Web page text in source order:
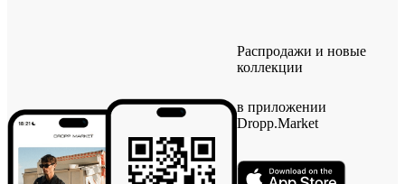
Распродажи и новые
коллекции
в приложении
Dropp.Market